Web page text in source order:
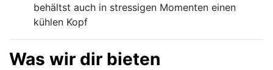
behältst auch in stressigen Momenten einen
kühlen Kopf
Was wir dir bieten